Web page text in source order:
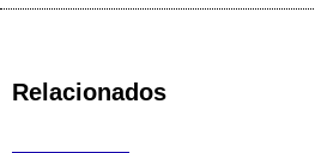
Relacionados